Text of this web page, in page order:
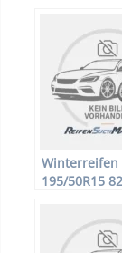
Winterreifen
195/50R15